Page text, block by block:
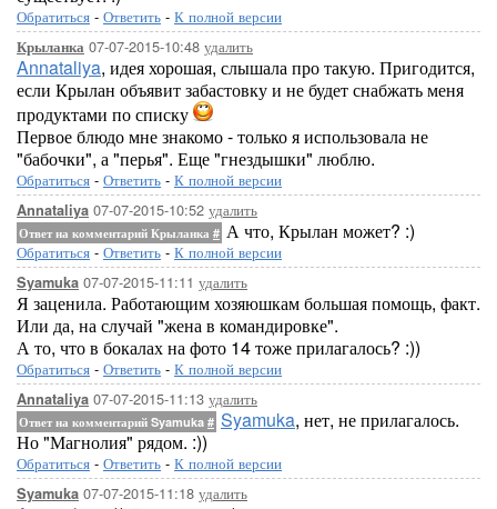
Обратиться - Ответить - К полной версии
Крыланка 07-07-2015-10:48 удалить
Annataliya, идея хорошая, слышала про такую. Пригодится,
если Крылан объявит забастовку и не будет снабжать меня
продуктами по списку
Первое блюдо мне знакомо - только я использовала не
"бабочки", а "перья". Еще "гнездышки" люблю.
Обратиться - Ответить - К полной версии
Annataliya 07-07-2015-10:52 удалить
Ответ на комментарий Крыланка # А что, Крылан может? :)
Обратиться - Ответить - К полной версии
Syamuka 07-07-2015-11:11 удалить
Я заценила. Работающим хозяюшкам большая помощь, факт.
Или да, на случай "жена в командировке".
А то, что в бокалах на фото 14 тоже прилагалось? :))
Обратиться - Ответить - К полной версии
Annataliya 07-07-2015-11:13 удалить
Ответ на комментарий Syamuka # Syamuka, нет, не прилагалось.
Но "Магнолия" рядом. :))
Обратиться - Ответить - К полной версии
Syamuka 07-07-2015-11:18 удалить